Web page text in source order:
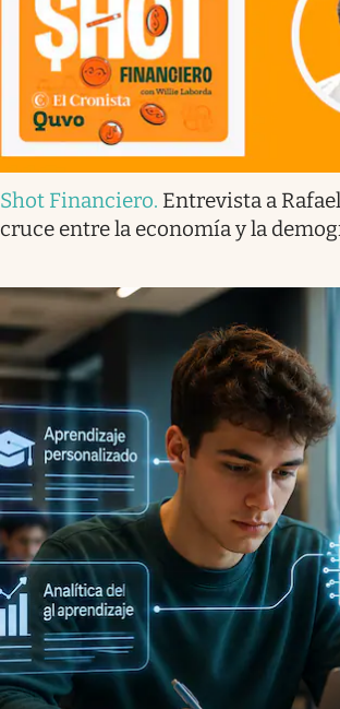
Shot Financiero. Entrevista a
cruce entre la economía y la